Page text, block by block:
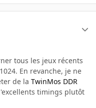
tous les jeux récents
En revanche, je ne
de la TwinMos DDR
timings plutôt